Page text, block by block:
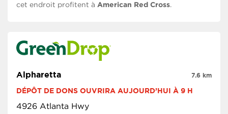
cet endroit profitent à American Red Cross.
Alpharetta
DÉPÔT DE DONS OUVRIRA AUJOURD’HUI À 9 H
4926 Atlanta Hwy
7.6 km